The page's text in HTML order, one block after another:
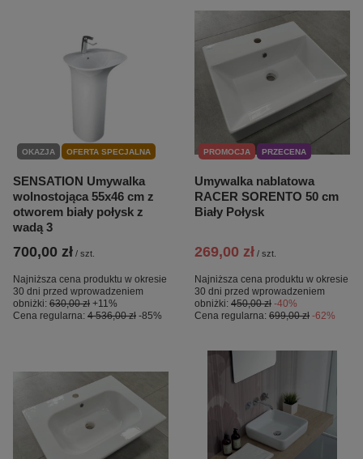
OKAZJA OFERTA SPECJALNA
SENSATION Umywalka
wolnostojąca 55x46 cm z
otworem biały połysk z
wadą 3
700,00 zł / szt.
Najniższa cena produktu w okresie
30 dni przed wprowadzeniem
obniżki: 630,00 zł +11%
Cena regularna: 4 536,00 zł -85%
PROMOCJA PRZECENA
Umywalka nablatowa
RACER SORENTO 50 cm
Biały Połysk
269,00 zł / szt.
Najniższa cena produktu w okresie
30 dni przed wprowadzeniem
obniżki: 450,00 zł -40%
Cena regularna: 699,00 zł -62%